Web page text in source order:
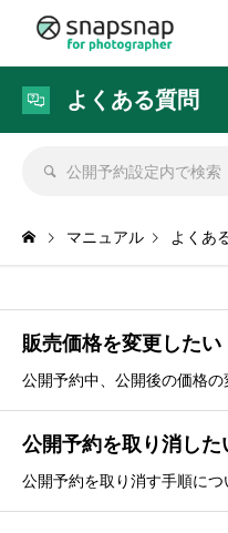
よくある質問
マニュアル よくあ
販売価格を変更したい
公開予約中、公開後の価格
公開予約を取り消した
公開予約を取り消す手順につ